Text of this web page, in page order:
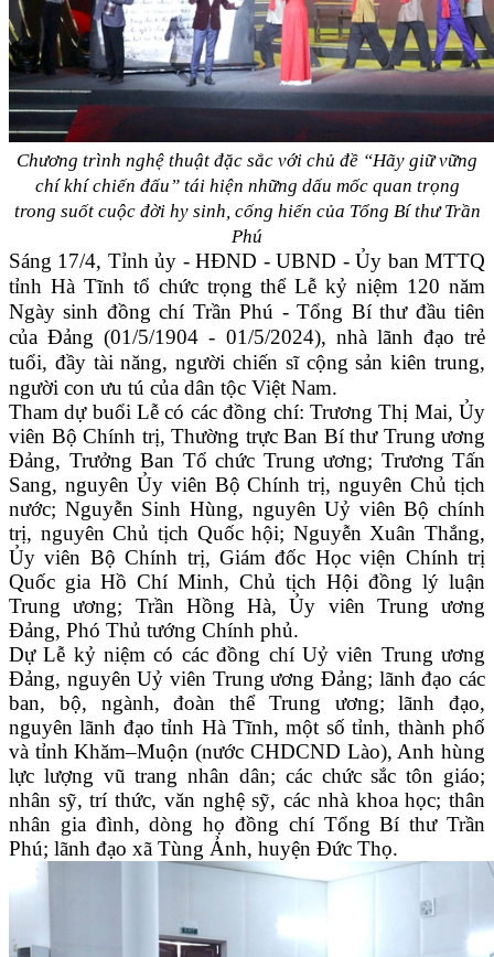
Chương trình nghệ thuật đặc sắc với chủ đề “Hãy giữ vững
chí khí chiến đấu” tái hiện những dấu mốc quan trọng
trong suốt cuộc đời hy sinh, cống hiến của Tổng Bí thư Trần
Phú
Sáng 17/4, Tỉnh ủy - HĐND - UBND - Ủy ban MTTQ
tỉnh Hà Tĩnh tổ chức trọng thể Lễ kỷ niệm 120 năm
Ngày sinh đồng chí Trần Phú - Tổng Bí thư đầu tiên
của Đảng (01/5/1904 - 01/5/2024), nhà lãnh đạo trẻ
tuổi, đầy tài năng, người chiến sĩ cộng sản kiên trung,
người con ưu tú của dân tộc Việt Nam.
Tham dự buổi Lễ có các đồng chí: Trương Thị Mai, Ủy
viên Bộ Chính trị, Thường trực Ban Bí thư Trung ương
Đảng, Trưởng Ban Tổ chức Trung ương; Trương Tấn
Sang, nguyên Ủy viên Bộ Chính trị, nguyên Chủ tịch
nước; Nguyễn Sinh Hùng, nguyên Uỷ viên Bộ chính
trị, nguyên Chủ tịch Quốc hội; Nguyễn Xuân Thắng,
Ủy viên Bộ Chính trị, Giám đốc Học viện Chính trị
Quốc gia Hồ Chí Minh, Chủ tịch Hội đồng lý luận
Trung ương; Trần Hồng Hà, Ủy viên Trung ương
Đảng, Phó Thủ tướng Chính phủ.
Dự Lễ kỷ niệm có các đồng chí Uỷ viên Trung ương
Đảng, nguyên Uỷ viên Trung ương Đảng; lãnh đạo các
ban, bộ, ngành, đoàn thể Trung ương; lãnh đạo,
nguyên lãnh đạo tỉnh Hà Tĩnh, một số tỉnh, thành phố
và tỉnh Khăm–Muộn (nước CHDCND Lào), Anh hùng
lực lượng vũ trang nhân dân; các chức sắc tôn giáo;
nhân sỹ, trí thức, văn nghệ sỹ, các nhà khoa học; thân
nhân gia đình, dòng họ đồng chí Tổng Bí thư Trần
Phú; lãnh đạo xã Tùng Ảnh, huyện Đức Thọ.